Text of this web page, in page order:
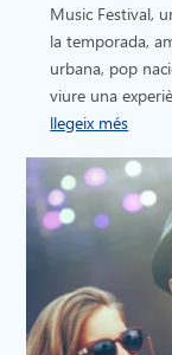
Music Festival,
la temporada,
urbana, pop
viure una
llegeix més